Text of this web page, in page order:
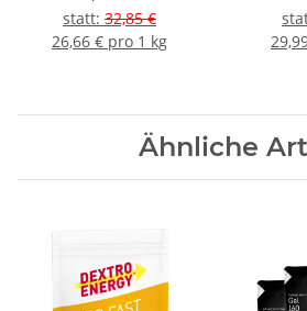
statt: 32,85 €
26,66 € pro 1 kg
Ähnliche